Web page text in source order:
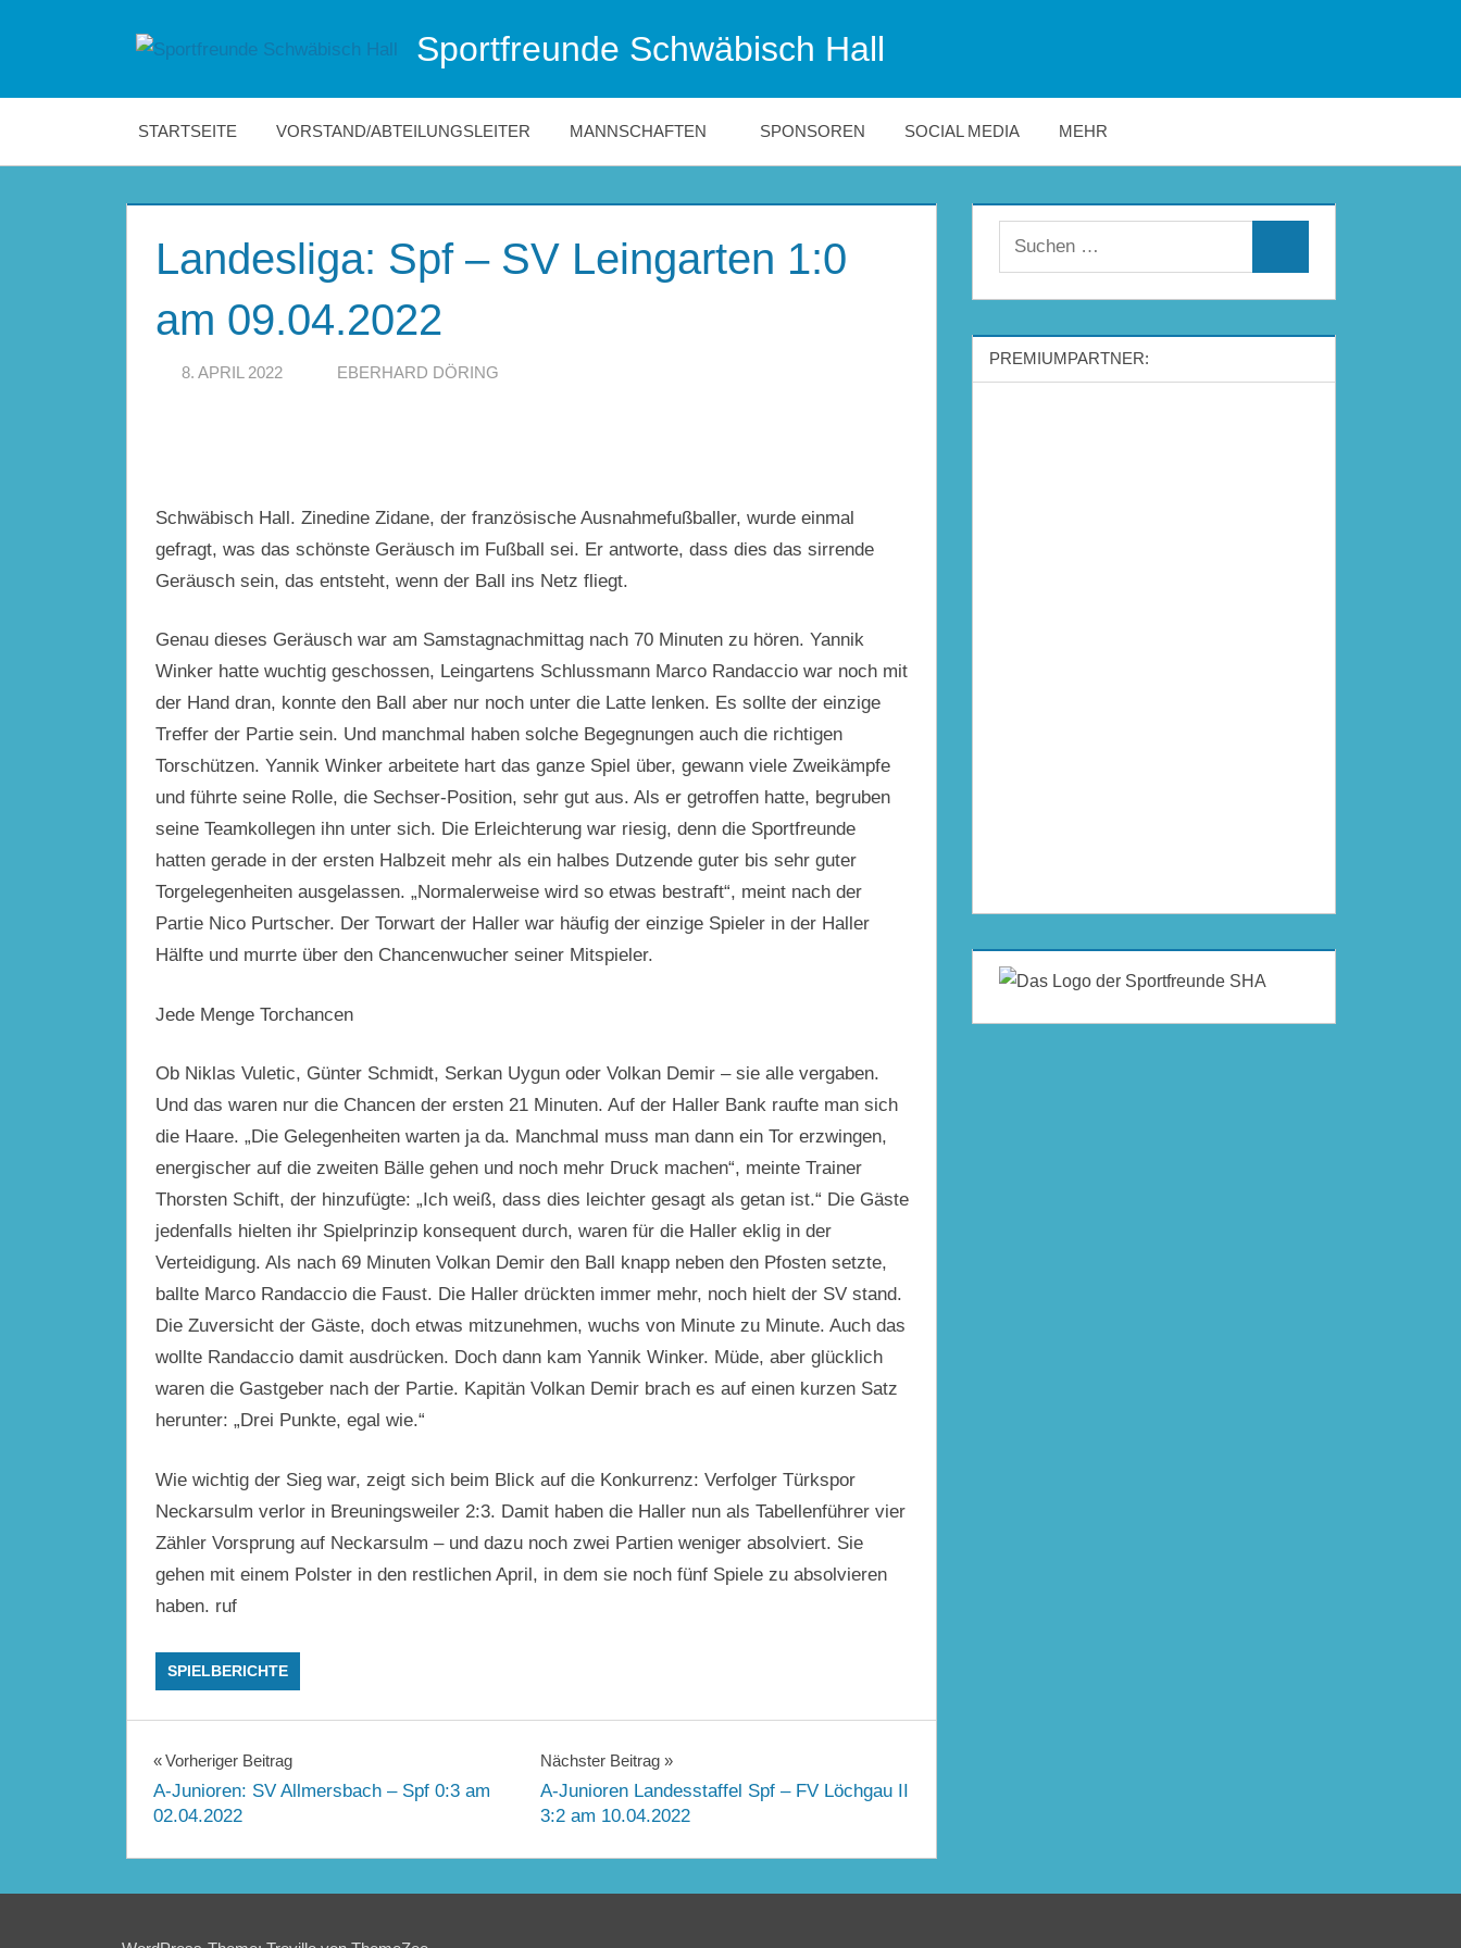
Sportfreunde Schwäbisch Hall
der
Hall!
STARTSEITE VORSTAND/ABTEILUNGSLEITER MANNSCHAFTEN SPONSOREN SOCIAL MEDIA MEHR
Landesliga: Spf – SV Leingarten 1:0
am 09.04.2022
8. APRIL 2022 EBERHARD DÖRING
Schwäbisch Hall. Zinedine Zidane, der französische Ausnahmefußballer, wurde einmal
gefragt, was das schönste Geräusch im Fußball sei. Er antworte, dass dies das sirrende
Geräusch sein, das entsteht, wenn der Ball ins Netz fliegt.
Genau dieses Geräusch war am Samstagnachmittag nach 70 Minuten zu hören. Yannik
Winker hatte wuchtig geschossen, Leingartens Schlussmann Marco Randaccio war noch mit
der Hand dran, konnte den Ball aber nur noch unter die Latte lenken. Es sollte der einzige
Treffer der Partie sein. Und manchmal haben solche Begegnungen auch die richtigen
Torschützen. Yannik Winker arbeitete hart das ganze Spiel über, gewann viele Zweikämpfe
und führte seine Rolle, die Sechser-Position, sehr gut aus. Als er getroffen hatte, begruben
seine Teamkollegen ihn unter sich. Die Erleichterung war riesig, denn die Sportfreunde
hatten gerade in der ersten Halbzeit mehr als ein halbes Dutzende guter bis sehr guter
Torgelegenheiten ausgelassen. „Normalerweise wird so etwas bestraft“, meint nach der
Partie Nico Purtscher. Der Torwart der Haller war häufig der einzige Spieler in der Haller
Hälfte und murrte über den Chancenwucher seiner Mitspieler.
Jede Menge Torchancen
Ob Niklas Vuletic, Günter Schmidt, Serkan Uygun oder Volkan Demir – sie alle vergaben.
Und das waren nur die Chancen der ersten 21 Minuten. Auf der Haller Bank raufte man sich
die Haare. „Die Gelegenheiten warten ja da. Manchmal muss man dann ein Tor erzwingen,
energischer auf die zweiten Bälle gehen und noch mehr Druck machen“, meinte Trainer
Thorsten Schift, der hinzufügte: „Ich weiß, dass dies leichter gesagt als getan ist.“ Die Gäste
jedenfalls hielten ihr Spielprinzip konsequent durch, waren für die Haller eklig in der
Verteidigung. Als nach 69 Minuten Volkan Demir den Ball knapp neben den Pfosten setzte,
ballte Marco Randaccio die Faust. Die Haller drückten immer mehr, noch hielt der SV stand.
Die Zuversicht der Gäste, doch etwas mitzunehmen, wuchs von Minute zu Minute. Auch das
wollte Randaccio damit ausdrücken. Doch dann kam Yannik Winker. Müde, aber glücklich
waren die Gastgeber nach der Partie. Kapitän Volkan Demir brach es auf einen kurzen Satz
herunter: „Drei Punkte, egal wie.“
Wie wichtig der Sieg war, zeigt sich beim Blick auf die Konkurrenz: Verfolger Türkspor
Neckarsulm verlor in Breuningsweiler 2:3. Damit haben die Haller nun als Tabellenführer vier
Zähler Vorsprung auf Neckarsulm – und dazu noch zwei Partien weniger absolviert. Sie
gehen mit einem Polster in den restlichen April, in dem sie noch fünf Spiele zu absolvieren
haben. ruf
SPIELBERICHTE
Beitragsnavigation
Vorheriger Beitrag
A-Junioren: SV Allmersbach – Spf 0:3 am
02.04.2022
Nächster Beitrag
A-Junioren Landesstaffel Spf – FV Löchgau II
3:2 am 10.04.2022
PREMIUMPARTNER: